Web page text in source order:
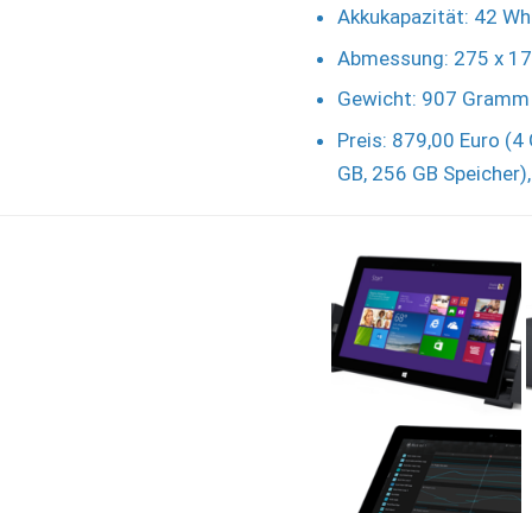
Akkukapazität: 42 Wh
Abmessung: 275 x
Gewicht: 907 Gramm
Preis: 879,00 Euro (4
GB, 256 GB